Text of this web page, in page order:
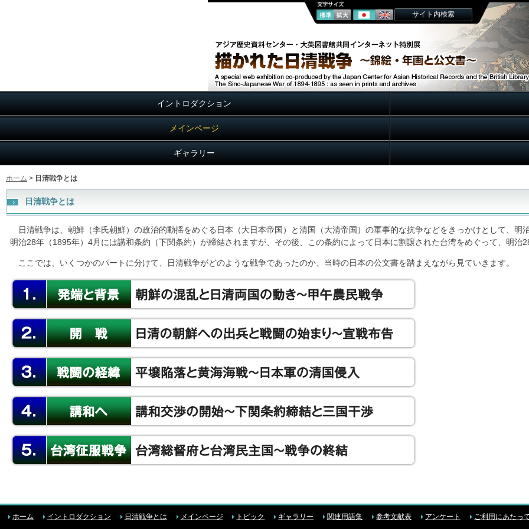
イントロダクション
メインページ
ギャラリー
ホーム > 日清戦争とは
日清戦争とは
日清戦争は、朝鮮（李氏朝鮮）の政治的動揺をめぐる日本（大日本帝国）と清国（大清帝国）の軍事的な抗争などをきっかけとして、
明治28年（1895年）4月には講和条約（下関条約）が締結されますが、その後、この条約によって日本に割譲された台湾をめぐって、明
ここでは、いくつかのパートに分けて、日清戦争がどのような戦争であったのか、当時の日本の公文書を踏まえながら見ていきます。
ホーム イントロダクション 日清戦争とは メインページ トピック ギャラリー 関連用語集 参考文献表 アンケート ご利用にあたっ